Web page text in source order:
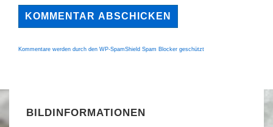
Kommentare werden durch den WP-SpamShield Spam Blocker geschützt
BILDINFORMATIONEN